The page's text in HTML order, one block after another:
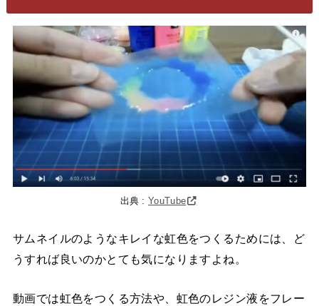
出典 :YouTube
サムネイルのようなキレイな虹色をつくるためには、ど
うすれば良いのかとても気になりますよね。
動画では虹色をつくる方法や、虹色のレジン液をフレー